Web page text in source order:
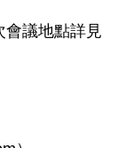
會議地點詳見